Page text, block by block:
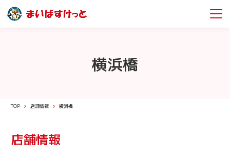
横浜橋
TOP 店舗情報 横浜橋
店舗情報